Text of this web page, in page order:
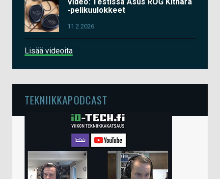
Video: Testissä Asus ROG Kithara
-pelikuulokkeet
11.2.2026
Lisää videoita
TEKNIIKKAPODCAST